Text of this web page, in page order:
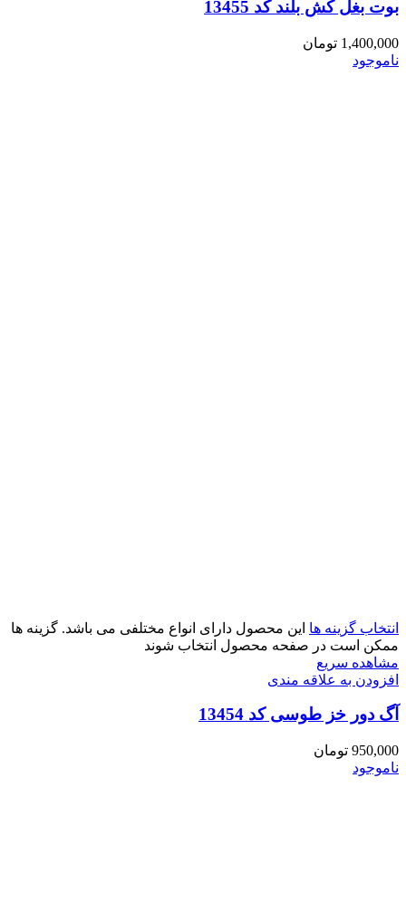
بوت بغل کش بلند کد 13455
1,400,000 تومان
ناموجود
انتخاب گزینه ها این محصول دارای انواع مختلفی می باشد. گزینه ها
ممکن است در صفحه محصول انتخاب شوند
مشاهده سریع
افزودن به علاقه مندی
آگ دور خز طوسی کد 13454
950,000 تومان
ناموجود